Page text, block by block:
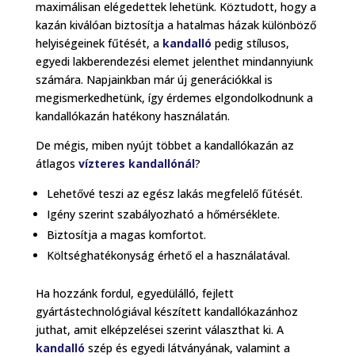
maximálisan elégedettek lehetünk. Köztudott, hogy a
kazán kiválóan biztosítja a hatalmas házak különböző
helyiségeinek fűtését, a kandalló pedig stílusos,
egyedi lakberendezési elemet jelenthet mindannyiunk
számára. Napjainkban már új generációkkal is
megismerkedhetünk, így érdemes elgondolkodnunk a
kandallókazán hatékony használatán.
De mégis, miben nyújt többet a kandallókazán az
átlagos vízteres kandallónál?
Lehetővé teszi az egész lakás megfelelő fűtését.
Igény szerint szabályozható a hőmérséklete.
Biztosítja a magas komfortot.
Költséghatékonyság érhető el a használatával.
Ha hozzánk fordul, egyedülálló, fejlett
gyártástechnológiával készített kandallókazánhoz
juthat, amit elképzelései szerint választhat ki. A
kandalló szép és egyedi látványának, valamint a